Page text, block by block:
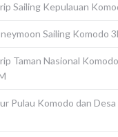
Sailing Kepulauan
Sailing Komodo
Taman Nasional
Pulau Komodo dan Desa